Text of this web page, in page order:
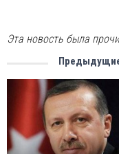
Эта новость была